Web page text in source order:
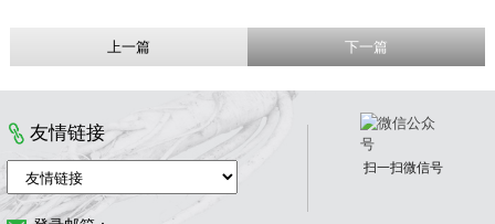
上一篇 下一篇
友情链接
扫一扫微信号